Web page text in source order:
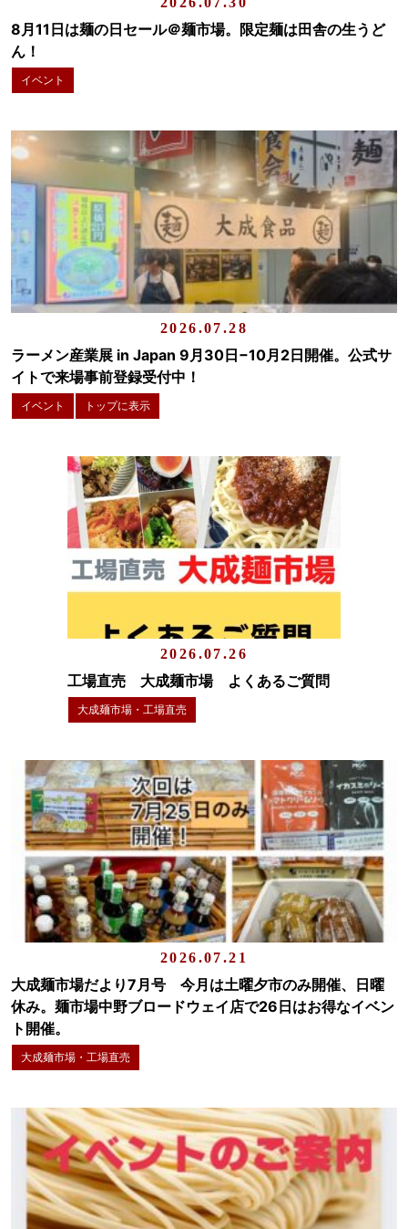
8月11日は麺の日セール＠麺市場。限定麺は田舎の生うど
ん！
イベント
2026.07.28
ラーメン産業展 in Japan 9月30日−10月2日開催。公式サ
イトで来場事前登録受付中！
イベント トップに表示
2026.07.26
工場直売 大成麺市場 よくあるご質問
大成麺市場・工場直売
2026.07.21
大成麺市場だより7月号 今月は土曜夕市のみ開催、日曜
休み。麺市場中野ブロードウェイ店で26日はお得なイベン
ト開催。
大成麺市場・工場直売